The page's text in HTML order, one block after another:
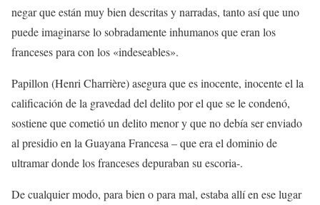
negar que están muy bien descritas y narradas, tanto así que uno
puede imaginarse lo sobradamente inhumanos que eran los
franceses para con los «indeseables».
Papillon (Henri Charrière) asegura que es inocente, inocente el la
calificación de la gravedad del delito por el que se le condenó,
sostiene que cometió un delito menor y que no debía ser enviado
al presidio en la Guayana Francesa – que era el dominio de
ultramar donde los franceses depuraban su escoria-.
De cualquier modo, para bien o para mal, estaba allí en ese lugar